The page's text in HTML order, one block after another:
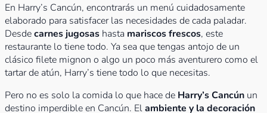
En Harry’s Cancún, encontrarás un menú cuidadosamente
elaborado para satisfacer las necesidades de cada paladar.
Desdecarnes jugosas hasta mariscos frescos, este
restaurante lo tiene todo. Ya sea que tengas antojo de un
clásico filete mignon o algo un poco más aventurero como el
tartar de atún, Harry’s tiene todo lo que necesitas.
Pero no es solo la comida lo que hace de Harry’s Cancún un
destino imperdible en Cancún. Elambiente y la decoración